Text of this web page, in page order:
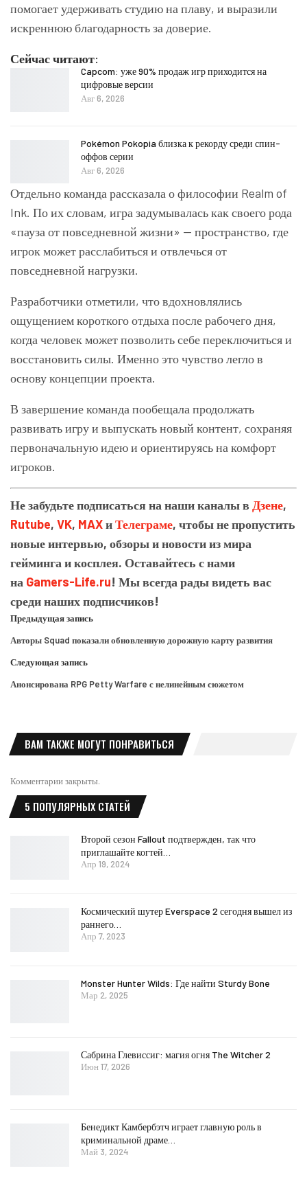
помогает удерживать студию на плаву, и выразили
искреннюю благодарность за доверие.
Сейчас читают:
Capcom: уже 90% продаж игр приходится на
цифровые версии
Авг 6, 2026
Pokémon Pokopia близка к рекорду среди спин-
оффов серии
Авг 6, 2026
Отдельно команда рассказала о философии Realm of
Ink. По их словам, игра задумывалась как своего рода
«пауза от повседневной жизни» — пространство, где
игрок может расслабиться и отвлечься от
повседневной нагрузки.
Разработчики отметили, что вдохновлялись
ощущением короткого отдыха после рабочего дня,
когда человек может позволить себе переключиться и
восстановить силы. Именно это чувство легло в
основу концепции проекта.
В завершение команда пообещала продолжать
развивать игру и выпускать новый контент, сохраняя
первоначальную идею и ориентируясь на комфорт
игроков.
Не забудьте подписаться на наши каналы в Дзене,
Rutube, VK, MAXиТелеграме, чтобы не пропустить
новые интервью, обзоры и новости из мира
гейминга и косплея. Оставайтесь с нами
на Gamers-Life.ru! Мы всегда рады видеть вас
среди наших подписчиков!
Предыдущая запись
Авторы Squad показали обновленную дорожную карту развития
Следующая запись
Анонсирована RPG Petty Warfare с нелинейным сюжетом
ВАМ ТАКЖЕ МОГУТ ПОНРАВИТЬСЯ
Комментарии закрыты.
5 ПОПУЛЯРНЫХ СТАТЕЙ
Второй сезон Fallout подтвержден, так что
приглашайте когтей…
Апр 19, 2024
Космический шутер Everspace 2 сегодня вышел из
раннего…
Апр 7, 2023
Monster Hunter Wilds: Где найти Sturdy Bone
Мар 2, 2025
Сабрина Глевиссиг: магия огня The Witcher 2
Июн 17, 2026
Бенедикт Камбербэтч играет главную роль в
криминальной драме…
Май 3, 2024